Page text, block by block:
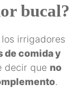
bucal?
irrigadores
de comida y
decir que no
.